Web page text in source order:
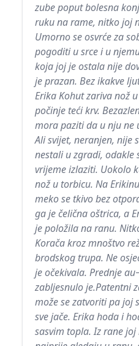
zube poput bolesna
ruku na rame, nitko joj
Umorno se osvrće za
pogoditi u srce i u
koja joj je ostala nije
je prazan. Bez ikakve
Erika Kohut zariva nož
počinje teći krv.
mora paziti da u nju ne
Ali svijet, neranjen, nije
nestali u zgradi, odakle
vrijeme izlaziti. Uokolo
nož u torbicu. Na
meko se tkivo bez
ga je čelična oštrica, a
je položila na ranu.
Korača kroz mnoštvo
brodskog trupa. Ne
je očekivala. Prednje
zabljesnulo je.Patentni
može se zatvoriti pa joj
sve jače. Erika hoda i
sasvim topla. Iz rane